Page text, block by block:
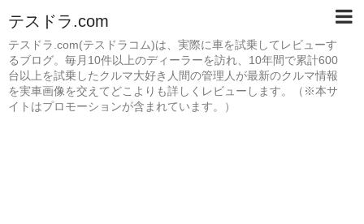
テスドラ.com
テスドラ.com(テスドラコム)は、実際に車を試乗してレビューす
るブログ。毎月10件以上のディーラーを訪れ、10年間で累計600
台以上を試乗したクルマ大好き人間の管理人が最新のクルマ情報
を実車画像を交えてどこよりも詳しくレビューします。（※本サ
イトはプロモーションが含まれています。）